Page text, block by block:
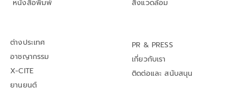
หนังสือพิมพ์
สิ่งแวดล้อม
ต่างประเทศ
อาชญากรรม
X-CITE
ยานยนต์
PR & PRESS
เกี่ยวกับเรา
ติดต่อและ สนับสนุน